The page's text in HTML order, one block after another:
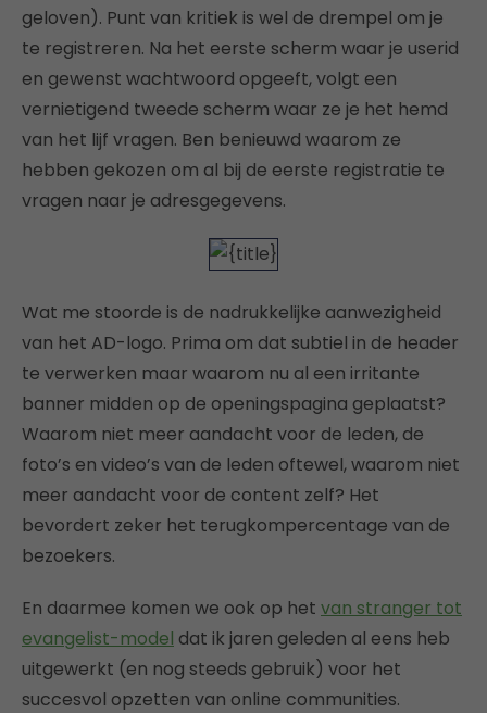
geloven). Punt van kritiek is wel de drempel om je
te registreren. Na het eerste scherm waar je userid
en gewenst wachtwoord opgeeft, volgt een
vernietigend tweede scherm waar ze je het hemd
van het lijf vragen. Ben benieuwd waarom ze
hebben gekozen om al bij de eerste registratie te
vragen naar je adresgegevens.
Wat me stoorde is de nadrukkelijke aanwezigheid
van het AD-logo. Prima om dat subtiel in de header
te verwerken maar waarom nu al een irritante
banner midden op de openingspagina geplaatst?
Waarom niet meer aandacht voor de leden, de
foto’s en video’s van de leden oftewel, waarom niet
meer aandacht voor de content zelf? Het
bevordert zeker het terugkompercentage van de
bezoekers.
En daarmee komen we ook op het van stranger tot
evangelist-model dat ik jaren geleden al eens heb
uitgewerkt (en nog steeds gebruik) voor het
succesvol opzetten van online communities.